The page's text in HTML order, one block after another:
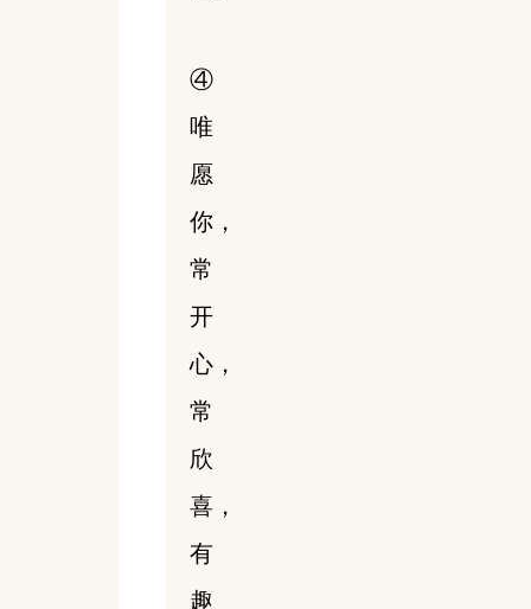
④
唯
愿
你，
常
开
心，
常
欣
喜，
有
趣